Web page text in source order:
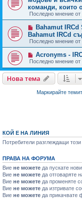
команди, които
Последно мнение от
Bahamut
Bahamut IRCd
Последно мнение от
Acronyms -
Последно мнение от
Нова тема
Маркирайте
КОЙ Е НА ЛИНИЯ
Потребители разглеждащи
ПРАВА НА ФОРУМА
Вие не можете да пускате
Вие не можете да отговаряте
Вие не можете да променяте
Вие не можете да изтривате
Вие не можете да прикачвате